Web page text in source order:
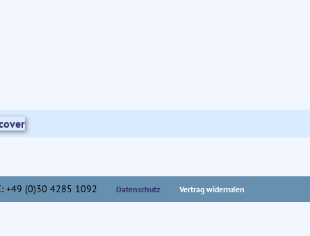
+49 (0)30 4285 1092 Datenschutz Vertrag widerrufen